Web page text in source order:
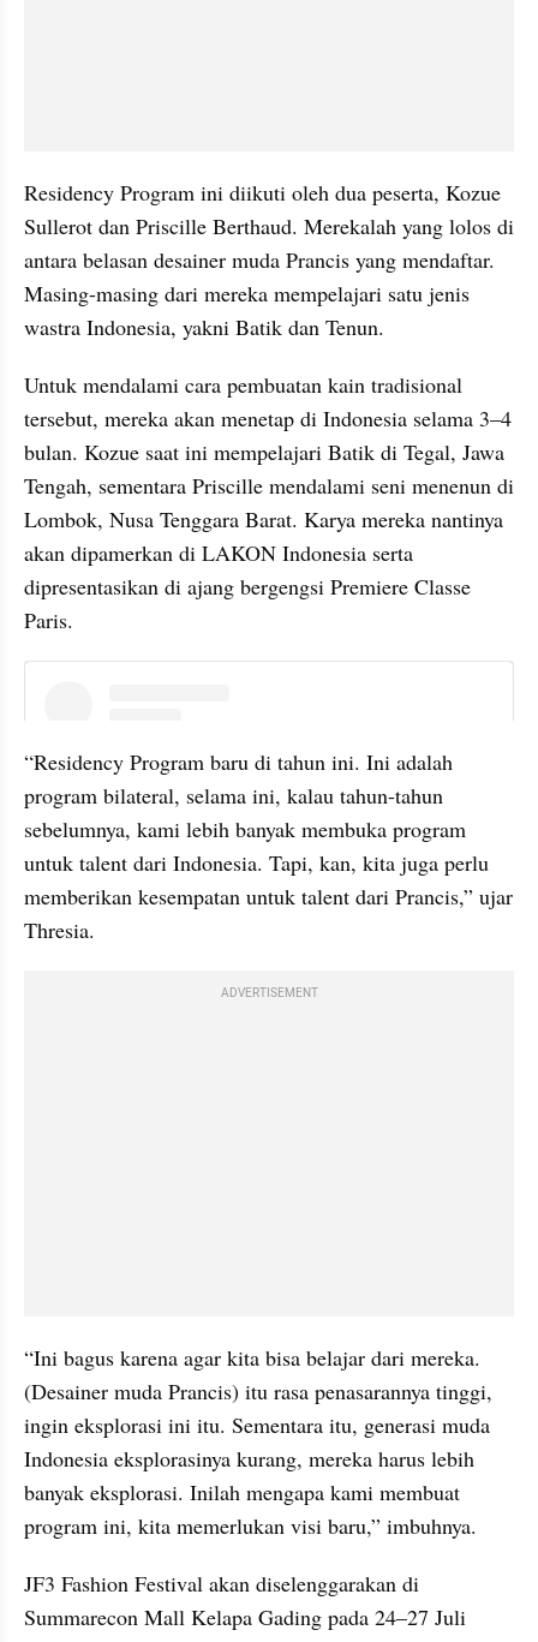
Residency Program ini diikuti oleh dua peserta, Kozue
Sullerot dan Priscille Berthaud. Merekalah yang lolos di
antara belasan desainer muda Prancis yang mendaftar.
Masing-masing dari mereka mempelajari satu jenis
wastra Indonesia, yakni Batik dan Tenun.
Untuk mendalami cara pembuatan kain tradisional
tersebut, mereka akan menetap di Indonesia selama 3–4
bulan. Kozue saat ini mempelajari Batik di Tegal, Jawa
Tengah, sementara Priscille mendalami seni menenun di
Lombok, Nusa Tenggara Barat. Karya mereka nantinya
akan dipamerkan di LAKON Indonesia serta
dipresentasikan di ajang bergengsi Premiere Classe
Paris.
“Residency Program baru di tahun ini. Ini adalah
program bilateral, selama ini, kalau tahun-tahun
sebelumnya, kami lebih banyak membuka program
untuk talent dari Indonesia. Tapi, kan, kita juga perlu
memberikan kesempatan untuk talent dari Prancis,” ujar
Thresia.
ADVERTISEMENT
“Ini bagus karena agar kita bisa belajar dari mereka.
(Desainer muda Prancis) itu rasa penasarannya tinggi,
ingin eksplorasi ini itu. Sementara itu, generasi muda
Indonesia eksplorasinya kurang, mereka harus lebih
banyak eksplorasi. Inilah mengapa kami membuat
program ini, kita memerlukan visi baru,” imbuhnya.
JF3 Fashion Festival akan diselenggarakan di
Summarecon Mall Kelapa Gading pada 24–27 Juli